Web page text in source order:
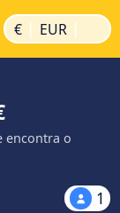
€ | EUR |
encontra o
1